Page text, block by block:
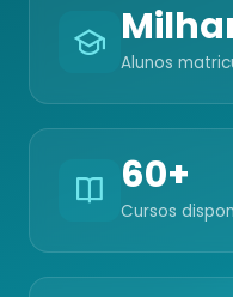
Alunos
60+
Cursos